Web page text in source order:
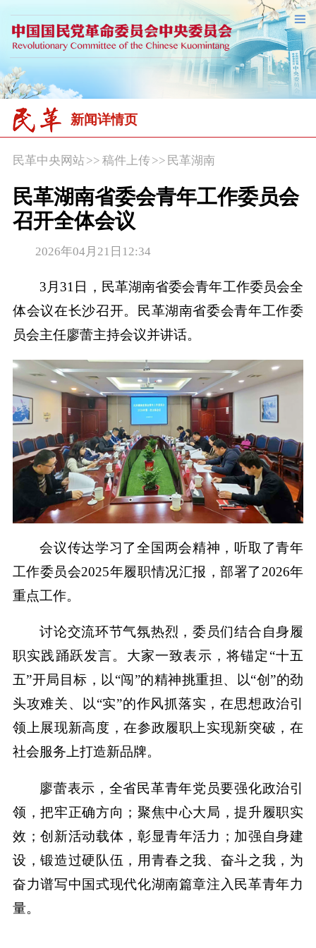
新闻详情页
民革中央网站>> 稿件上传 >> 民革湖南
民革湖南省委会青年工作委员会
召开全体会议
2026年04月21日12:34
3月31日，民革湖南省委会青年工作委员会全
体会议在长沙召开。民革湖南省委会青年工作委
员会主任廖蕾主持会议并讲话。
会议传达学习了全国两会精神，听取了青年
工作委员会2025年履职情况汇报，部署了2026年
重点工作。
讨论交流环节气氛热烈，委员们结合自身履
职实践踊跃发言。大家一致表示，将锚定“十五
五”开局目标，以“闯”的精神挑重担、以“创”的劲
头攻难关、以“实”的作风抓落实，在思想政治引
领上展现新高度，在参政履职上实现新突破，在
社会服务上打造新品牌。
廖蕾表示，全省民革青年党员要强化政治引
领，把牢正确方向；聚焦中心大局，提升履职实
效；创新活动载体，彰显青年活力；加强自身建
设，锻造过硬队伍，用青春之我、奋斗之我，为
奋力谱写中国式现代化湖南篇章注入民革青年力
量。